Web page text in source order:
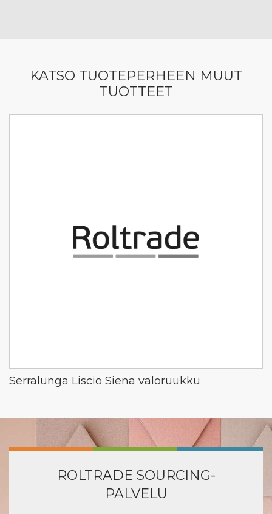
KATSO TUOTEPERHEEN MUUT
TUOTTEET
Serralunga Liscio Siena valoruukku
ROLTRADE SOURCING-
PALVELU